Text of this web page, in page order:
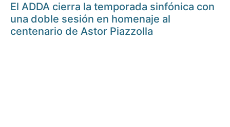
El ADDA cierra la temporada sinfónica con
una doble sesión en homenaje al
centenario de Astor Piazzolla